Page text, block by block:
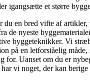
igangsætte et større
du en bred vifte af artikler,
de nyeste
byggeteknikker. Vi
på en letforståelig måde,
for. Uanset om du er
vi noget, der kan